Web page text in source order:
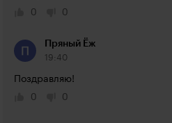
0
0
Пряный Ёж
19:40
Поздравляю!
0
0